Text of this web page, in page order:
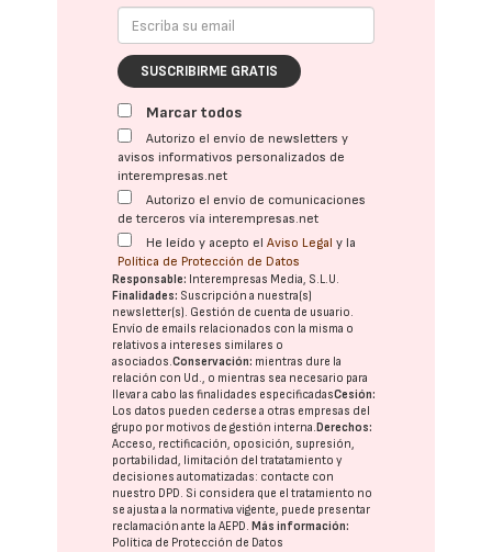
SUSCRIBIRME GRATIS
Marcar todos
Autorizo el envío de newsletters y
avisos informativos personalizados de
interempresas.net
Autorizo el envío de comunicaciones
de terceros vía interempresas.net
He leído y acepto elAviso Legal y la
Política de Protección de Datos
Responsable: Interempresas Media, S.L.U.
Finalidades: Suscripción a nuestra(s)
newsletter(s). Gestión de cuenta de usuario.
Envío de emails relacionados con la misma o
relativos a intereses similares o
asociados.Conservación: mientras dure la
relación con Ud., o mientras sea necesario para
llevar a cabo las finalidades especificadasCesión:
Los datos pueden cederse a otras empresas del
grupo por motivos de gestión interna. Derechos:
Acceso, rectificación, oposición, supresión,
portabilidad, limitación del tratatamiento y
decisiones automatizadas: contacte con
nuestro DPD. Si considera que el tratamiento no
se ajusta a la normativa vigente, puede presentar
reclamación ante laAEPD. Más información:
Política de Protección de Datos